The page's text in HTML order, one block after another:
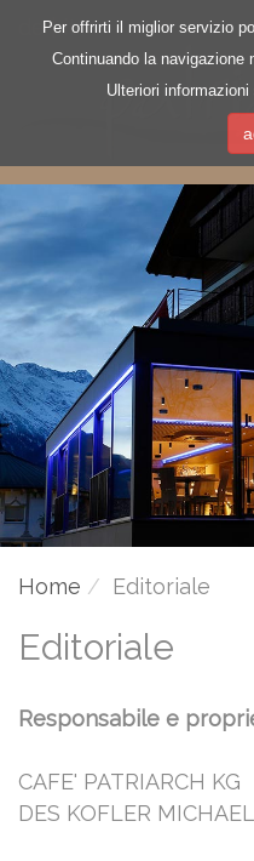
de|it
Home Editoriale
Editoriale
Responsabile e
CAFE' PATRIARCH KG
DES KOFLER
Per offrirti il miglior servizio
Continuando la
Ulteriori